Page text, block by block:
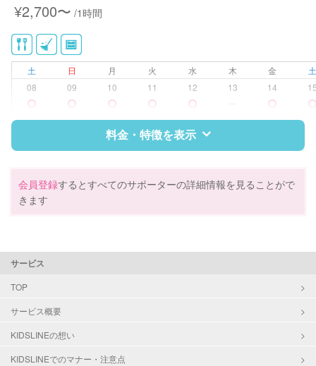
¥2,700〜 /1時間
土 日 月 火 水 木 金
08
09 10 11 12 13 14
料金・特徴を表示
資格 調理師
対応可能/特徴
会員登録するとすべてのサポーターの詳細情報を見ることがで
きます
サービス
TOP
サービス概要
KIDSLINEの想い
KIDSLINEでのマナー・注意点